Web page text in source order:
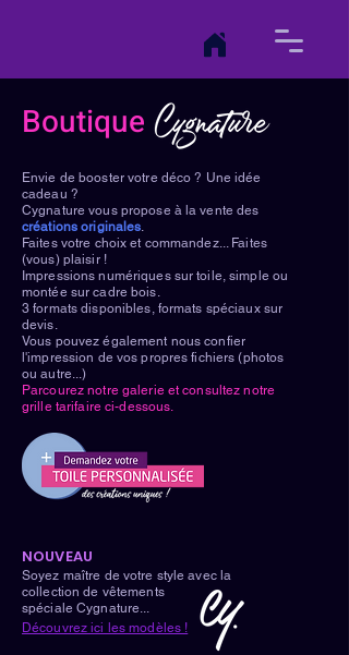
Boutique
Envie de booster votre déco ? Une idée
cadeau ?
Cygnature vous propose à la vente des
créations originales.
Faites votre choix et commandez... Faites
(vous) plaisir !
Impressions numériques sur toile, simple ou
montée sur cadre bois.
3 formats disponibles, formats spéciaux sur
devis.
Vous pouvez également nous confier
l'impression de vos propres fichiers (photos
ou autre...)
Parcourez notre galerie et consultez notre
grille tarifaire ci-dessous.
NOUVEAU
Soyez maître de votre style avec la
collection de vêtements
spéciale Cygnature...
Découvrez ici les modèles !